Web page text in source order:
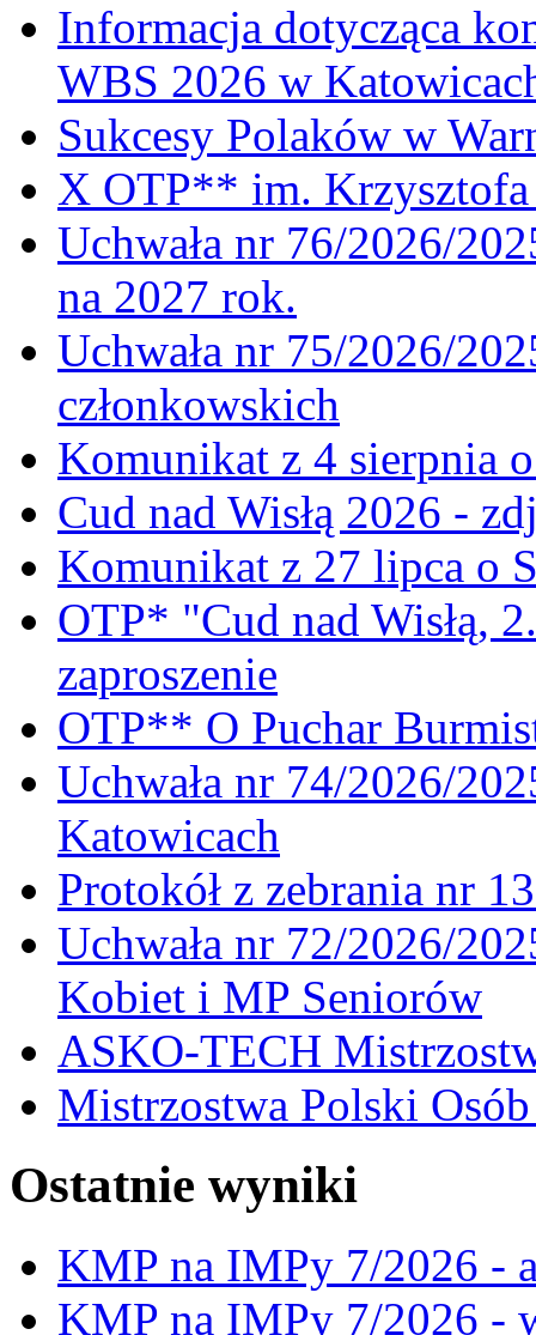
Informacja dotycząca
WBS 2026 w
Sukcesy Polaków w
X OTP** im. Krzysztofa
Uchwała nr 76/2026/
na 2027 rok.
Uchwała nr 75/2026/
członkowskich
Komunikat z 4 sierpnia
Cud nad Wisłą 2026 -
Komunikat z 27 lipca o
OTP* "Cud nad Wisłą,
zaproszenie
OTP** O Puchar
Uchwała nr 74/2026/
Katowicach
Protokół z zebrania nr
Uchwała nr 72/2026/
Kobiet i MP Seniorów
ASKO-TECH
Mistrzostwa Polski
Ostatnie wyniki
KMP na IMPy 7/2026 -
KMP na IMPy 7/2026 -